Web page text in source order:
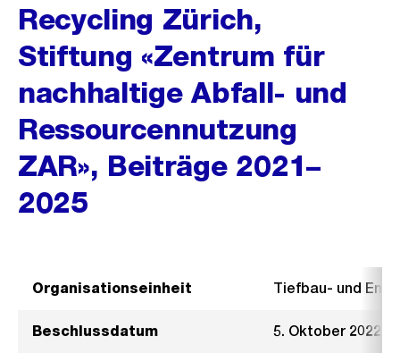
Recycling Zürich,
Stiftung «Zentrum für
nachhaltige Abfall- und
Ressourcennutzung
ZAR», Beiträge 2021–
2025
Organisationseinheit Tiefbau- und
Beschlussdatum 5. Oktober 2022